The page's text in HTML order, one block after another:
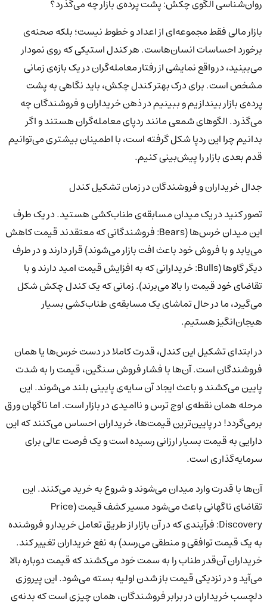
روان‌شناسی الگوی چکش: پشت پرده‌ی بازار چه می‌گذرد؟
بازار مالی فقط مجموعه‌ای از اعداد و خطوط نیست؛ بلکه صحنه‌ی
برخورد احساسات انسان‌هاست. هر کندل استیکی که روی نمودار
می‌بینید، در واقع نمایشی از رفتار معامله‌گران در یک بازه‌ی زمانی
مشخص است. برای درک بهتر کندل چکش، باید نگاهی به پشت
پرده‌ی بازار بیندازیم و ببینیم در ذهن خریداران و فروشندگان چه
می‌گذرد. الگوهای شمعی مانند ردپای معامله‌گران هستند و اگر
بدانیم چرا این ردپا شکل گرفته است، با اطمینان بیشتری می‌توانیم
قدم بعدی بازار را پیش‌بینی کنیم.
جدال خریداران و فروشندگان در زمان تشکیل کندل
تصور کنید در یک میدان مسابقه‌ی طناب‌کشی هستید. در یک طرف
این میدان خرس‌ها (Bears: فروشندگانی که معتقدند قیمت کاهش
می‌یابد و با فروش خود باعث افت بازار می‌شوند) قرار دارند و در طرف
دیگر گاوها (Bulls: خریدارانی که به افزایش قیمت امید دارند و با
تقاضای خود قیمت را بالا می‌برند). زمانی که یک کندل چکش شکل
می‌گیرد، ما در حال تماشای یک مسابقه‌ی طناب‌کشی بسیار
هیجان‌انگیز هستیم.
در ابتدای تشکیل این کندل، قدرت کاملا در دست خرس‌ها یا همان
فروشندگان است. آن‌ها با فشار فروش سنگین، قیمت را به شدت
پایین می‌کشند و باعث ایجاد آن سایه‌ی پایینی بلند می‌شوند. این
مرحله همان نقطه‌ی اوج ترس و ناامیدی در بازار است. اما ناگهان ورق
برمی‌گردد! در پایین‌ترین قیمت‌ها، خریداران احساس می‌کنند که این
دارایی به قیمت بسیار ارزانی رسیده است و یک فرصت عالی برای
سرمایه‌گذاری است.
آن‌ها با قدرت وارد میدان می‌شوند و شروع به خرید می‌کنند. این
تقاضای ناگهانی باعث می‌شود مسیر کشف قیمت (Price
Discovery: فرآیندی که در آن بازار از طریق تعامل خریدار و فروشنده
به یک قیمت توافقی و منطقی می‌رسد) به نفع خریداران تغییر کند.
خریداران آن‌قدر طناب را به سمت خود می‌کشند که قیمت دوباره بالا
می‌آید و در نزدیکی قیمت باز شدن اولیه بسته می‌شود. این پیروزی
دلچسب خریداران در برابر فروشندگان، همان چیزی است که بدنه‌ی